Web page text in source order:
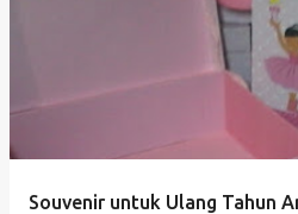
Souvenir untuk Ulang Tahun